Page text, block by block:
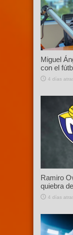
Miguel
con el
4 días
Ramiro
quiebra
4 días